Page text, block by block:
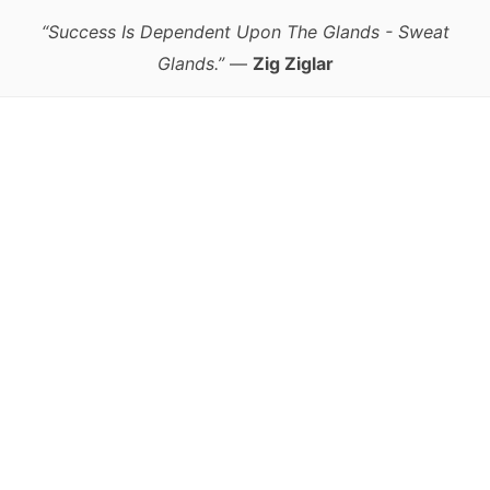
“Success Is Dependent Upon The Glands - Sweat
Glands.”— Zig Ziglar